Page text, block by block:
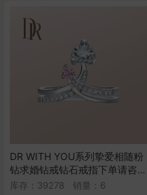
DR WITH YOU系列挚爱相随粉
钻求婚钻戒钻石戒指下单请咨询
客服
库存：39278 销量： 6